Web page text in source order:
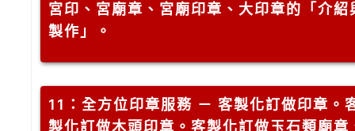
宮印、宮廟章、宮廟印章、大印章的「介紹
製作」。
11 ：全方位印章服務 － 客製化訂做印章。
製化訂做木頭印章。客製化訂做玉石類廟章